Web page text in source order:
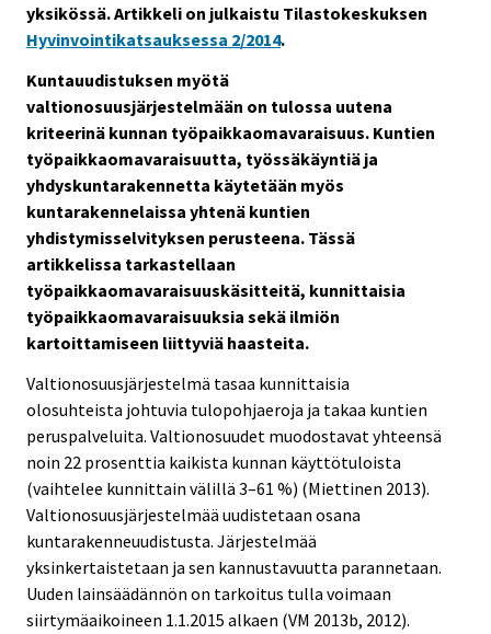
yksikössä.Artikkeli on julkaistu Tilastokeskuksen
Hyvinvointikatsauksessa 2/2014.
Kuntauudistuksen myötä
valtionosuusjärjestelmään on tulossa uutena
kriteerinä kunnan työpaikkaomavaraisuus. Kuntien
työpaikkaomavaraisuutta, työssäkäyntiä ja
yhdyskuntarakennetta käytetään myös
kuntarakennelaissa yhtenä kuntien
yhdistymisselvityksen perusteena. Tässä
artikkelissa tarkastellaan
työpaikkaomavaraisuuskäsitteitä, kunnittaisia
työpaikkaomavaraisuuksia sekä ilmiön
kartoittamiseen liittyviä haasteita.
Valtionosuusjärjestelmä tasaa kunnittaisia
olosuhteista johtuvia tulopohjaeroja ja takaa kuntien
peruspalveluita. Valtionosuudet muodostavat yhteensä
noin 22 prosenttia kaikista kunnan käyttötuloista
(vaihtelee kunnittain välillä 3–61 %) (Miettinen 2013).
Valtionosuusjärjestelmää uudistetaan osana
kuntarakenneuudistusta. Järjestelmää
yksinkertaistetaan ja sen kannustavuutta parannetaan.
Uuden lainsäädännön on tarkoitus tulla voimaan
siirtymäaikoineen 1.1.2015 alkaen (VM 2013b, 2012).